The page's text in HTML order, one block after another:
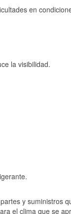
en
la visibilidad.
y suministros
el clima que se